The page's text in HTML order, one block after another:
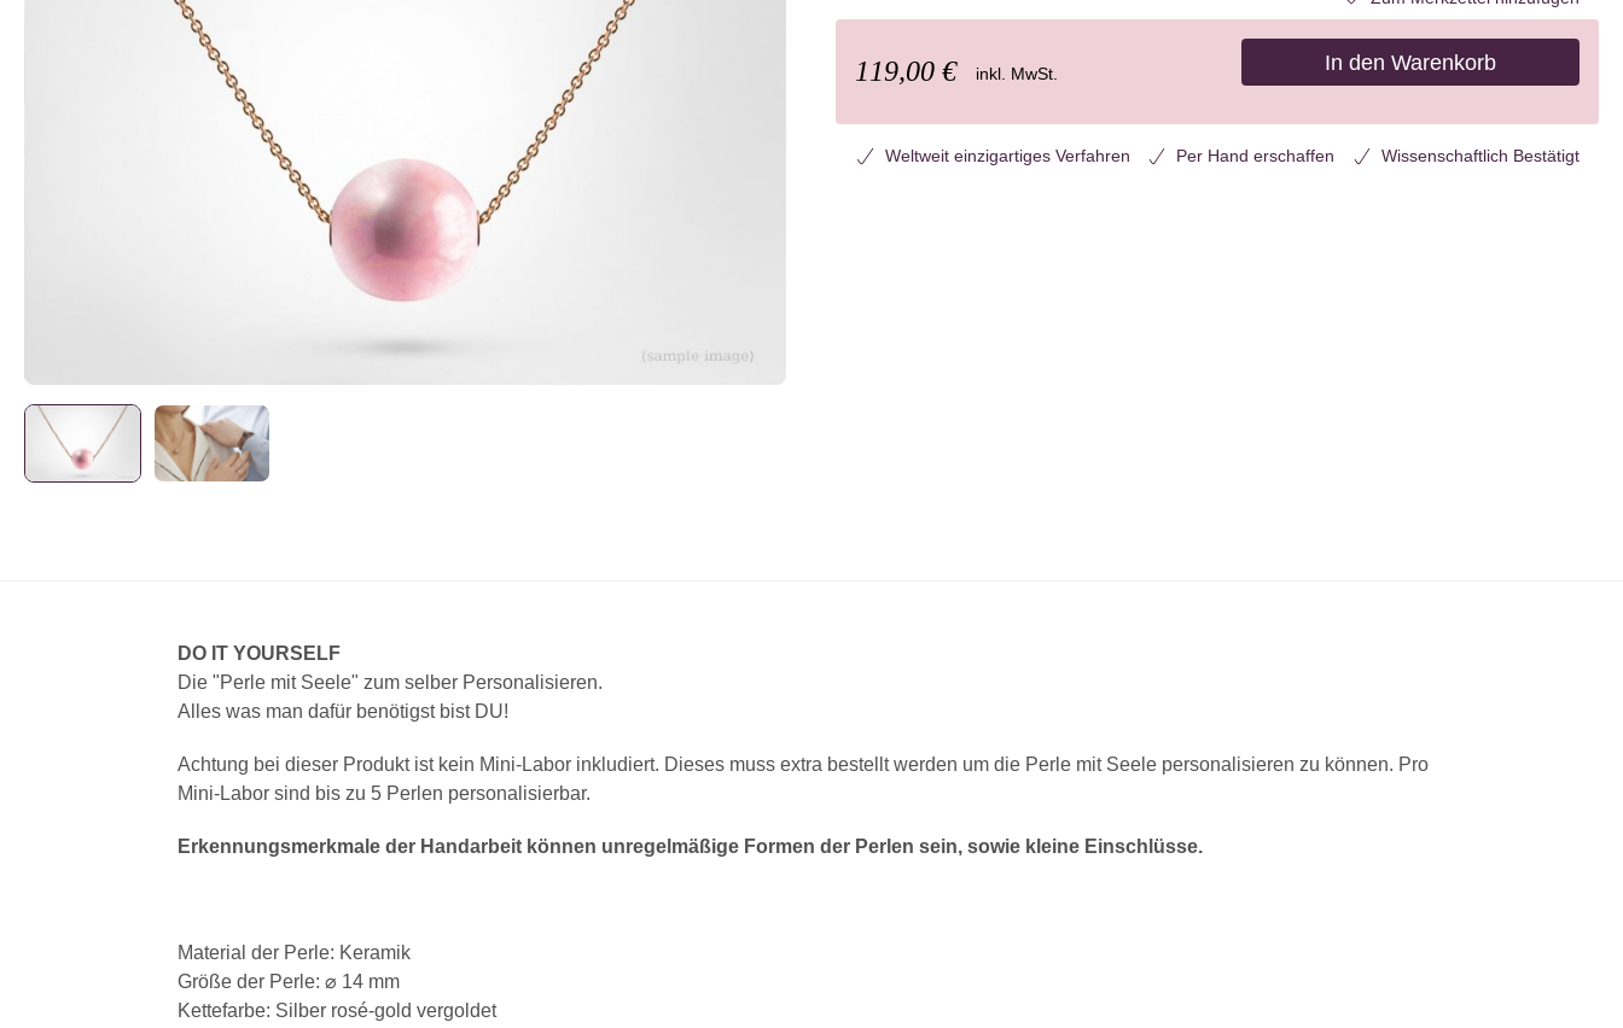
119,00 € inkl. MwSt. In den Warenkorb
Weltweit einzigartiges Verfahren Per Hand erschaffen Wissenschaftlich Bestätigt
DO IT YOURSELF
Die "Perle mit Seele" zum selber Personalisieren.
Alles was man dafür benötigst bist DU!
Achtung bei dieser Produkt ist kein Mini-Labor inkludiert. Dieses muss extra bestellt werden um die Perle mit Seele personalisieren zu können. Pro
Mini-Labor sind bis zu 5 Perlen personalisierbar.
Erkennungsmerkmale der Handarbeit können unregelmäßige Formen der Perlen sein, sowie kleine Einschlüsse.
Material der Perle: Keramik
Größe der Perle: ⌀ 14 mm
Kettefarbe: Silber rosé-gold vergoldet